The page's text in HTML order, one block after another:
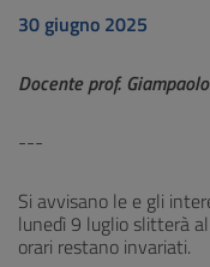
al
30 giugno 2025
Docente prof.
---
Si avvisano le e gli
lunedì 9 luglio slitterà
orari restano invariati.